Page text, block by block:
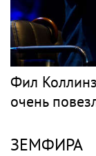
Фил
очень
ЗЕМФИРА